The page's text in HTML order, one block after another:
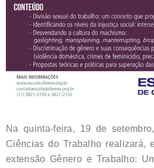
Na quinta-feira, 19 de
Ciências do Trabalho realizará,
extensão Gênero e Trabalho: